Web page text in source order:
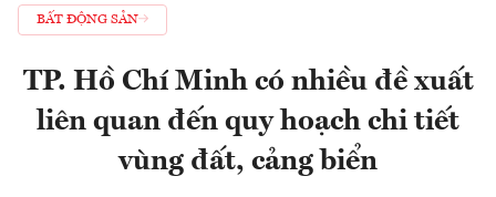
BẤT ĐỘNG SẢN
TP. Hồ Chí Minh có nhiều đề xuất
liên quan đến quy hoạch chi tiết
vùng đất, cảng biển